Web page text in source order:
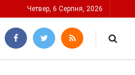
Четвер, 6 Серпня, 2026